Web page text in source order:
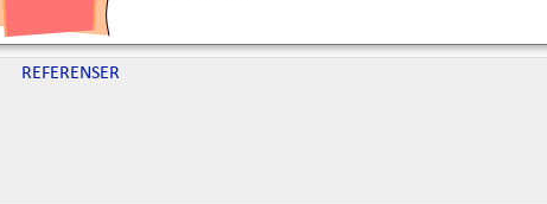
REFERENSER